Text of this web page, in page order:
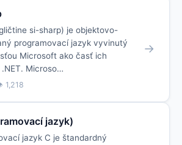
si-sharp) je objektovo-
programovací jazyk vyvinutý
Microsoft ako časť ich
Microso…
1,218
→
jazyk)
jazyk C je štandardný